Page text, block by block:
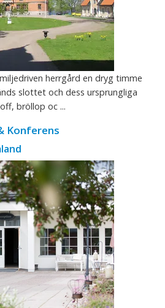
herrgård en dryg timme
slottet och dess ursprungliga
bröllop oc ...
Konferens